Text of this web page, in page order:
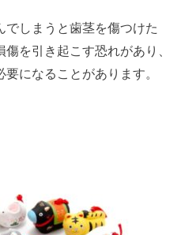
でしまうと歯茎を傷つけた
を引き起こす恐れがあり、
になることがあります。